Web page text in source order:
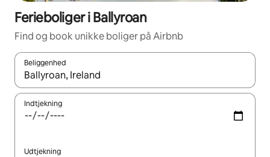
Ferieboliger i Ballyroan
Find og book unikke boliger på Airbnb
Beliggenhed
Når resultaterne er tilgængelige, skal du navigere med
Indtjekning
Udtjekning